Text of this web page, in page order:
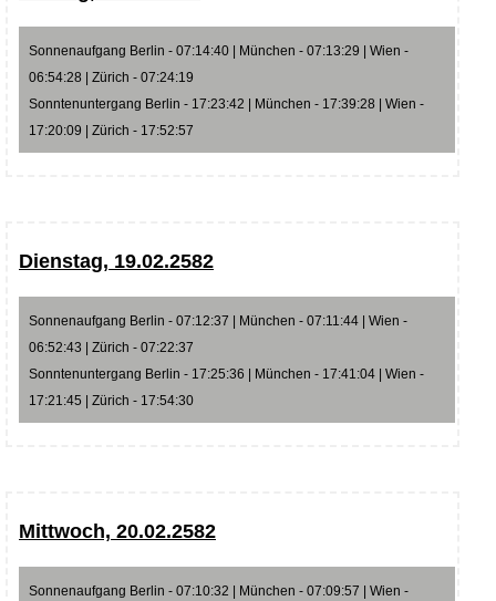
Sonnenaufgang Berlin - 07:14:40 | München - 07:13:29 | Wien -
06:54:28 | Zürich - 07:24:19
Sonntenuntergang Berlin - 17:23:42 | München - 17:39:28 | Wien -
17:20:09 | Zürich - 17:52:57
Dienstag, 19.02.2582
Sonnenaufgang Berlin - 07:12:37 | München - 07:11:44 | Wien -
06:52:43 | Zürich - 07:22:37
Sonntenuntergang Berlin - 17:25:36 | München - 17:41:04 | Wien -
17:21:45 | Zürich - 17:54:30
Mittwoch, 20.02.2582
Sonnenaufgang Berlin - 07:10:32 | München - 07:09:57 | Wien -